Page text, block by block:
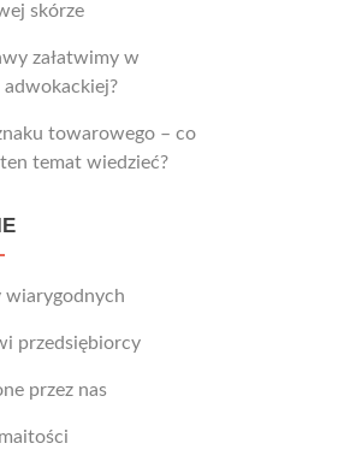
skórze
załatwimy w
adwokackiej?
towarowego – co
temat wiedzieć?
wiarygodnych
przedsiębiorcy
przez nas